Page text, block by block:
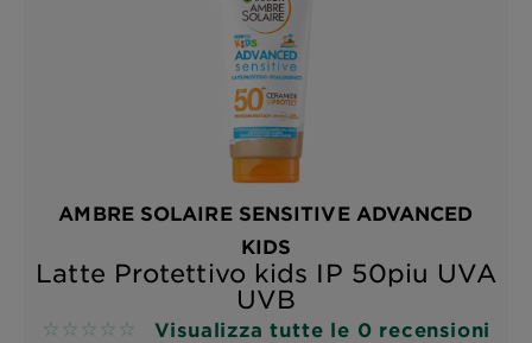
AMBRE SOLAIRE SENSITIVE ADVANCED
KIDS
Latte Protettivo kids IP 50piu UVA
UVB
No reviews Visualizza tutte le 0 recensioni